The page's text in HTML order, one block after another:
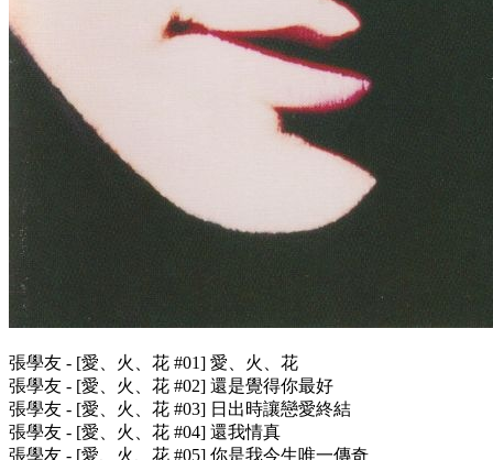
張學友 - [愛、火、花 #01] 愛、火、花
張學友 - [愛、火、花 #02] 還是覺得你最好
張學友 - [愛、火、花 #03] 日出時讓戀愛終結
張學友 - [愛、火、花 #04] 還我情真
張學友 - [愛、火、花 #05] 你是我今生唯一傳奇